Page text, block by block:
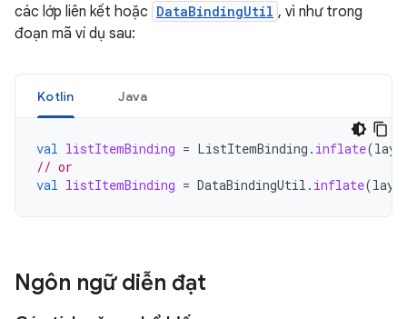
các lớp liên kết hoặc DataBindingUtil , vì như trong
đoạn mã ví dụ sau:
Kotlin Java
val listItemBinding = ListItemBinding . inflate(
// or
val listItemBinding = DataBindingUtil . inflate(
Ngôn ngữ diễn đạt